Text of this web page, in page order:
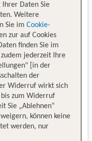
Ihrer Daten Sie
Weitere
Sie im Cookie-
zur auf Cookies
finden Sie im
zudem jederzeit Ihre
[in der
der
Widerruf wirkt sich
zum Widerruf
Sie „Ablehnen“
können keine
werden, nur